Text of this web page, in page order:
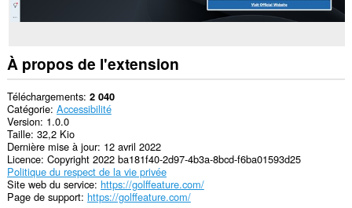
À propos de l'extension
Téléchargements 2 040
Catégorie Accessibilité
Version 1.0.0
Taille 32,2 Kio
Dernière mise à jour 12 avril 2022
Licence Copyright 2022 ba181f40-2d97-4b3a-8bcd-f6ba01593d25
Politique du respect de la vie privée
Site web du service https://golffeature.com/
Page de support https://golffeature.com/